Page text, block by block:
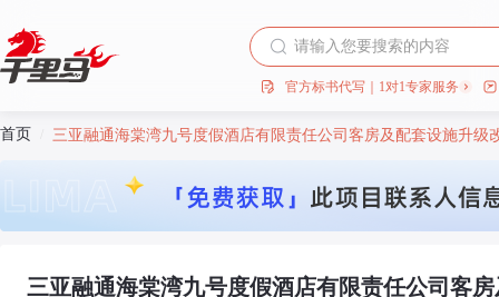
官方标书代写｜1对1专家服务
首页 三亚融通海棠湾九号度假酒店有限责任公司客房及配套设施升
三亚融通海棠湾九号度假酒店有限责任公司客